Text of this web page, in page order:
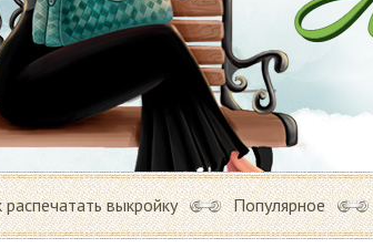
распечатать выкройку Популярное